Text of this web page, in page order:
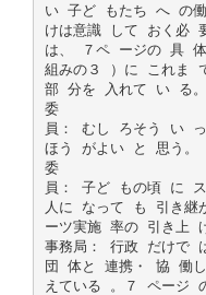
い 子ど もたち へ の
けは意識 して おく必
は、 ７ペ ージの 具 体
組みの３ ）に これま
部 分を 入れて い る。
委
員： むし ろそう い
ほう がよい と 思う。
委
員： 子ど もの頃 に
人に なって も 引き継
ーツ実施 率の 引き上
事務局： 行政 だけで
団 体と 連携・ 協 働
えている 。７ ページ